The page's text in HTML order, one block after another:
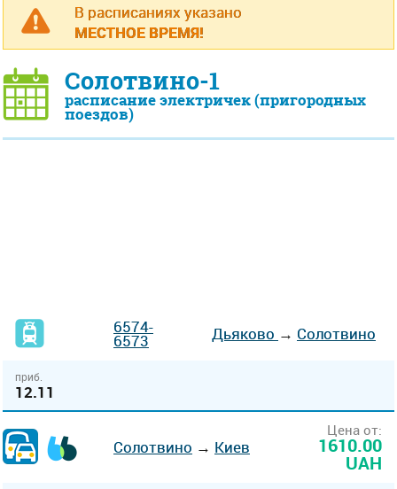
В расписаниях указано
МЕСТНОЕ ВРЕМЯ!
Солотвино-1
расписание электричек (пригородных
поездов)
6574-
6573 Дьяково → Солотвино
приб.
12.11
Солотвино → Киев
Цена от:
1610.00
UAH